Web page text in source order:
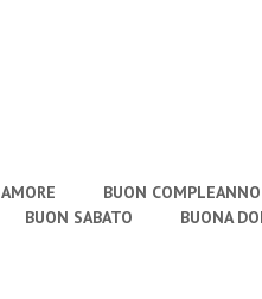
AMORE BUON COMPLEANNO
BUON SABATO BUONA